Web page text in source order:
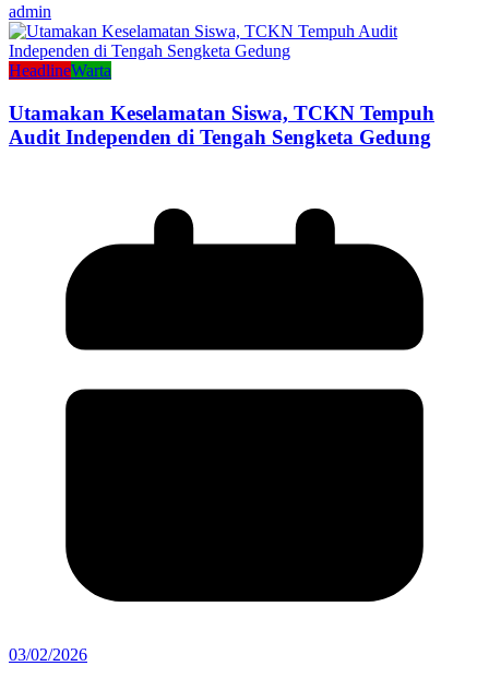
admin
HeadlineWarta
Utamakan Keselamatan Siswa, TCKN Tempuh
Audit Independen di Tengah Sengketa Gedung
03/02/2026